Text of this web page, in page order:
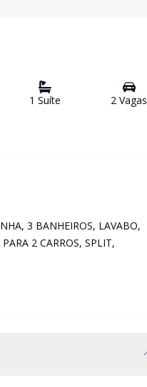
1 Suíte 2 Vagas
3 BANHEIROS, LAVABO,
2 CARROS, SPLIT,